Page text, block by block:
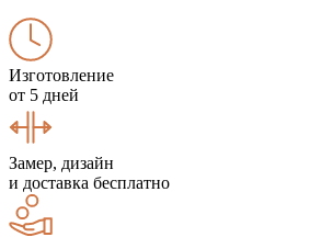
Изготовление
от 5 дней
Замер, дизайн
и доставка бесплатно